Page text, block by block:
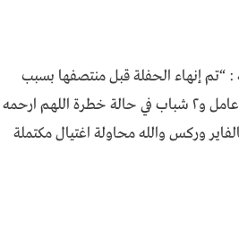
إنهاء الحفلة قبل منتصفها بسبب
تفجير ع المسرح بجواري بالظبط وأثره في أذني حتى الآن وبسببه وفاة عامل و۲ شباب في حالة خطرة اللهم ارحمه
وركس والله محاولة اغتيال مكتملة